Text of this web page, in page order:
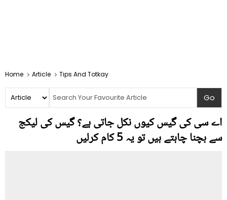
Home Article Tips And Totkay
اے سی کی گیس کیوں نکل جاتی ہے؟ گیس کی لیکج
سے بچنا چاہتے ہیں تو یہ 5 کام کرلیں